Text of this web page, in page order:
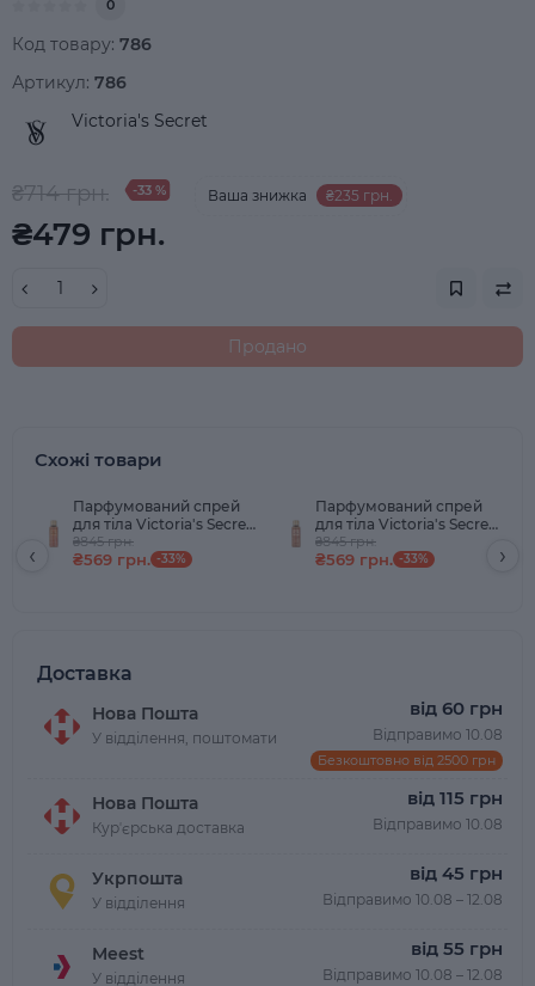
0
Код товару: 786
Артикул: 786
Victoria's Secret
₴714 грн. -33 % Ваша знижка ₴235 грн.
₴479 грн.
Продано
Схожі товари
Парфумований спрей
для тіла Victoria's Secret
Amber Romance 250 мл
₴845 грн.
₴569 грн. -33%
Парфумований спрей
для тіла Victoria's Secret
Bare Vanilla 250 мл
₴845 грн.
₴569 грн. -33%
‹ ›
Доставка
Нова Пошта
У відділення, поштомати
від 60 грн
Відправимо 10.08
Безкоштовно від 2500 грн
Нова Пошта
Курʼєрська доставка
від 115 грн
Відправимо 10.08
Укрпошта
У відділення
від 45 грн
Відправимо 10.08 – 12.08
Meest
У відділення
від 55 грн
Відправимо 10.08 – 12.08